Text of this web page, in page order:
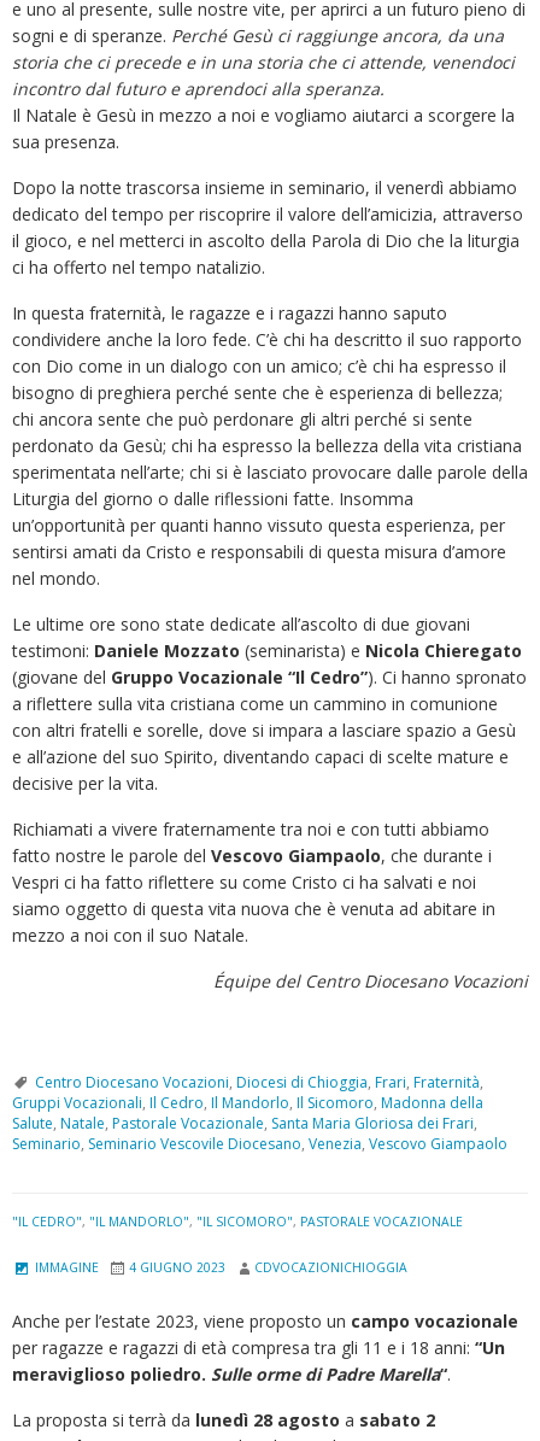
e uno al presente, sulle nostre vite, per aprirci a un futuro pieno di
sogni e di speranze. Perché Gesù ci raggiunge ancora, da una
storia che ci precede e in una storia che ci attende, venendoci
incontro dal futuro e aprendoci alla speranza.
Il Natale è Gesù in mezzo a noi e vogliamo aiutarci a scorgere la
sua presenza.
Dopo la notte trascorsa insieme in seminario, il venerdì abbiamo
dedicato del tempo per riscoprire il valore dell’amicizia, attraverso
il gioco, e nel metterci in ascolto della Parola di Dio che la liturgia
ci ha offerto nel tempo natalizio.
In questa fraternità, le ragazze e i ragazzi hanno saputo
condividere anche la loro fede. C’è chi ha descritto il suo rapporto
con Dio come in un dialogo con un amico; c’è chi ha espresso il
bisogno di preghiera perché sente che è esperienza di bellezza;
chi ancora sente che può perdonare gli altri perché si sente
perdonato da Gesù; chi ha espresso la bellezza della vita cristiana
sperimentata nell’arte; chi si è lasciato provocare dalle parole della
Liturgia del giorno o dalle riflessioni fatte. Insomma
un’opportunità per quanti hanno vissuto questa esperienza, per
sentirsi amati da Cristo e responsabili di questa misura d’amore
nel mondo.
Le ultime ore sono state dedicate all’ascolto di due giovani
testimoni: Daniele Mozzato (seminarista) e Nicola Chieregato
(giovane del Gruppo Vocazionale “Il Cedro”). Ci hanno spronato
a riflettere sulla vita cristiana come un cammino in comunione
con altri fratelli e sorelle, dove si impara a lasciare spazio a Gesù
e all’azione del suo Spirito, diventando capaci di scelte mature e
decisive per la vita.
Richiamati a vivere fraternamente tra noi e con tutti abbiamo
fatto nostre le parole del Vescovo Giampaolo, che durante i
Vespri ci ha fatto riflettere su come Cristo ci ha salvati e noi
siamo oggetto di questa vita nuova che è venuta ad abitare in
mezzo a noi con il suo Natale.
Équipe del Centro Diocesano Vocazioni
Centro Diocesano Vocazioni, Diocesi di Chioggia, Frari, Fraternità,
Gruppi Vocazionali, Il Cedro, Il Mandorlo, Il Sicomoro, Madonna della
Salute, Natale, Pastorale Vocazionale, Santa Maria Gloriosa dei Frari,
Seminario, Seminario Vescovile Diocesano, Venezia, Vescovo Giampaolo
"IL CEDRO", "IL MANDORLO", "IL SICOMORO", PASTORALE VOCAZIONALE
IMMAGINE 4 GIUGNO 2023 CDVOCAZIONICHIOGGIA
Anche per l’estate 2023, viene proposto un campo vocazionale
per ragazze e ragazzi di età compresa tra gli 11 e i 18 anni: “Un
meraviglioso poliedro. Sulle orme di Padre Marella“.
La proposta si terrà da lunedì 28 agosto a sabato 2